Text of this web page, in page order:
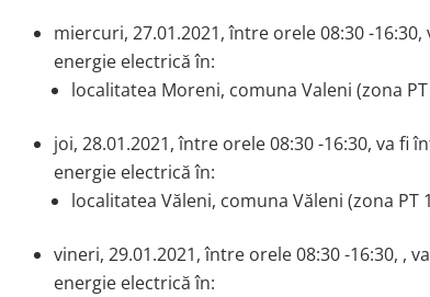
miercuri, 27.01.2021, între orele 08:30 -
energie electrică în:
localitatea Moreni, comuna Valeni (zona
joi, 28.01.2021, între orele 08:30 -16:30, va fi
energie electrică în:
localitatea Văleni, comuna Văleni (zona PT
vineri, 29.01.2021, între orele 08:30 -16:30, ,
energie electrică în: